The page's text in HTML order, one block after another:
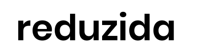
reduzida